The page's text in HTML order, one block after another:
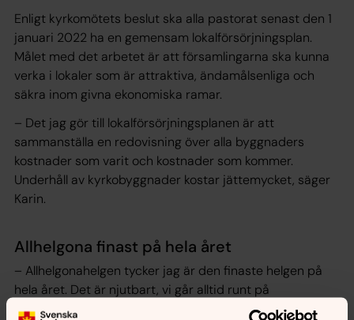
Enligt kyrkomötets beslut ska alla pastorat senast den 1
januari 2022 ha en gemensam lokalförsörjningsplan.
Målet med det arbetet är att församlingarna ska kunna
verka i lokaler som är attraktiva, ändamålsenliga och
säkra inom givna ekonomiska ramar.
– Det jag gör till lokalförsörjningsplanen är att
sammanställa en redovisning över alla byggnaders
kostnader som varit och kostnader som kommer.
Underhåll av kyrkobyggnader kostar jättemycket, säger
Karin.
Allhelgona finast på hela året
– Allhelgonahelgen tycker jag är den finaste helgen på
hela året. Det är njutbart, vi går alltid runt på
kyrkogårdarna och åker runt och tänder ljus vid olika